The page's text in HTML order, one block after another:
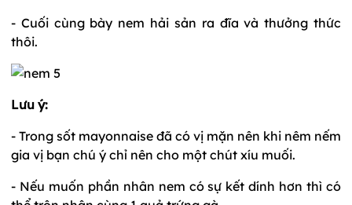
- Cuối cùng bày nem hải sản ra đĩa và thưởng thức
thôi.
Lưu ý:
- Trong sốt mayonnaise đã có vị mặn nên khi nêm nếm
gia vị bạn chú ý chỉ nên cho một chút xíu muối.
- Nếu muốn phần nhân nem có sự kết dính hơn thì có